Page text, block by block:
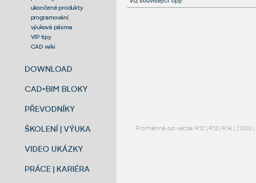
ukončené produkty
programování
výuková pásma
VIP tipy
CAD wiki
DOWNLOAD
CAD+BIM BLOKY
PŘEVODNÍKY
ŠKOLENÍ | VÝUKA
VIDEO UKÁZKY
PRÁCE | KARIÉRA
Proměnné od verze: R12 | R13| R14| 2000 |